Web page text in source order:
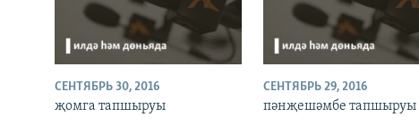
СЕНТЯБРЬ 30, 2016
җомга тапшыруы
СЕНТЯБРЬ 29, 2016
пәнҗешәмбе тапшыруы